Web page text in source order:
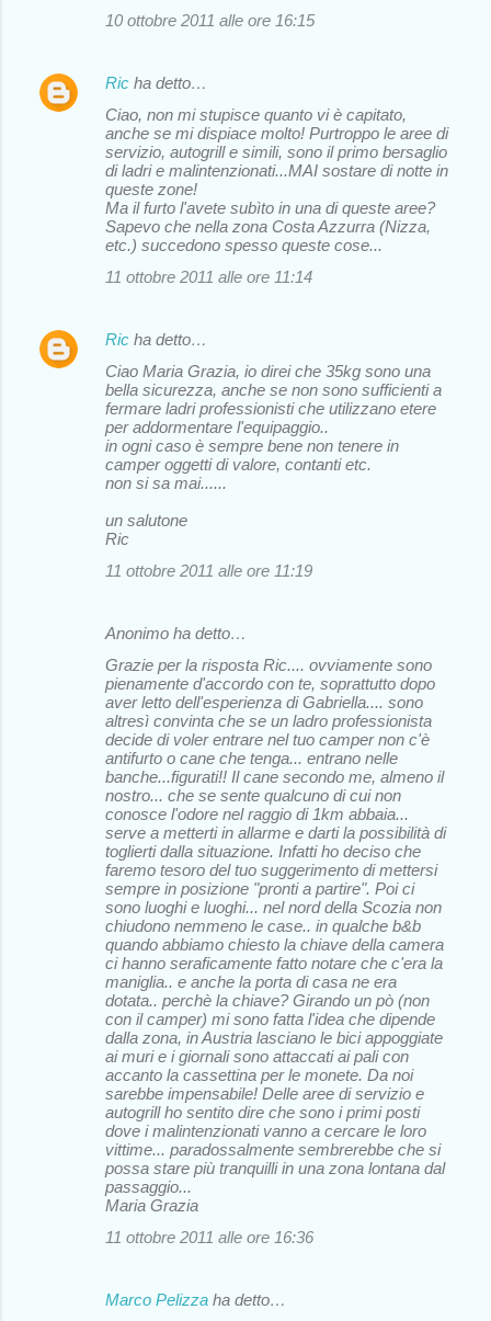
10 ottobre 2011 alle ore 16:15
Ric ha detto…
Ciao, non mi stupisce quanto vi è capitato,
anche se mi dispiace molto! Purtroppo le aree di
servizio, autogrill e simili, sono il primo bersaglio
di ladri e malintenzionati...MAI sostare di notte in
queste zone!
Ma il furto l'avete subìto in una di queste aree?
Sapevo che nella zona Costa Azzurra (Nizza,
etc.) succedono spesso queste cose...
11 ottobre 2011 alle ore 11:14
Ric ha detto…
Ciao Maria Grazia, io direi che 35kg sono una
bella sicurezza, anche se non sono sufficienti a
fermare ladri professionisti che utilizzano etere
per addormentare l'equipaggio..
in ogni caso è sempre bene non tenere in
camper oggetti di valore, contanti etc.
non si sa mai......
un salutone
Ric
11 ottobre 2011 alle ore 11:19
Anonimo ha detto…
Grazie per la risposta Ric.... ovviamente sono
pienamente d'accordo con te, soprattutto dopo
aver letto dell'esperienza di Gabriella.... sono
altresì convinta che se un ladro professionista
decide di voler entrare nel tuo camper non c'è
antifurto o cane che tenga... entrano nelle
banche...figurati!! Il cane secondo me, almeno il
nostro... che se sente qualcuno di cui non
conosce l'odore nel raggio di 1km abbaia...
serve a metterti in allarme e darti la possibilità di
toglierti dalla situazione. Infatti ho deciso che
faremo tesoro del tuo suggerimento di mettersi
sempre in posizione "pronti a partire". Poi ci
sono luoghi e luoghi... nel nord della Scozia non
chiudono nemmeno le case.. in qualche b&b
quando abbiamo chiesto la chiave della camera
ci hanno seraficamente fatto notare che c'era la
maniglia.. e anche la porta di casa ne era
dotata.. perchè la chiave? Girando un pò (non
con il camper) mi sono fatta l'idea che dipende
dalla zona, in Austria lasciano le bici appoggiate
ai muri e i giornali sono attaccati ai pali con
accanto la cassettina per le monete. Da noi
sarebbe impensabile! Delle aree di servizio e
autogrill ho sentito dire che sono i primi posti
dove i malintenzionati vanno a cercare le loro
vittime... paradossalmente sembrerebbe che si
possa stare più tranquilli in una zona lontana dal
passaggio...
Maria Grazia
11 ottobre 2011 alle ore 16:36
Marco Pelizza ha detto…